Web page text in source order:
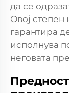
да се
Овој степен
гарантира
исполнува
неговата